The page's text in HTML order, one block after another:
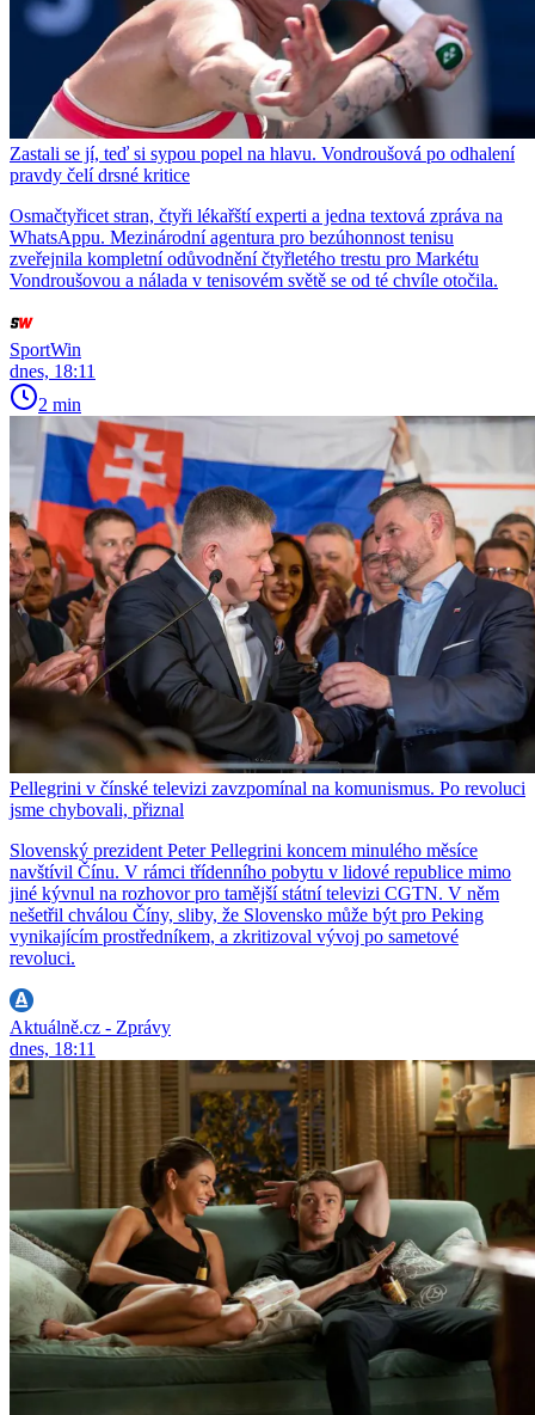
Zastali se jí, teď si sypou popel na hlavu. Vondroušová po odhalení
pravdy čelí drsné kritice
Osmačtyřicet stran, čtyři lékařští experti a jedna textová zpráva na
WhatsAppu. Mezinárodní agentura pro bezúhonnost tenisu
zveřejnila kompletní odůvodnění čtyřletého trestu pro Markétu
Vondroušovou a nálada v tenisovém světě se od té chvíle otočila.
SportWin
dnes, 18:11
2 min
Pellegrini v čínské televizi zavzpomínal na komunismus. Po revoluci
jsme chybovali, přiznal
Slovenský prezident Peter Pellegrini koncem minulého měsíce
navštívil Čínu. V rámci třídenního pobytu v lidové republice mimo
jiné kývnul na rozhovor pro tamější státní televizi CGTN. V něm
nešetřil chválou Číny, sliby, že Slovensko může být pro Peking
vynikajícím prostředníkem, a zkritizoval vývoj po sametové
revoluci.
Aktuálně.cz - Zprávy
dnes, 18:11